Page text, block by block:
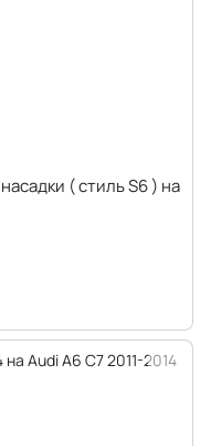
( стиль S6 ) на